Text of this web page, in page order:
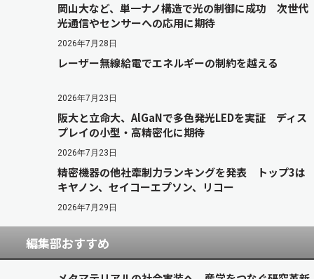
岡山大など、単一ナノ構造で光の制御に成功 次世代
光通信やセンサーへの応用に期待
2026年7月28日
レーザー無線給電でエネルギーの制約を越える
2026年7月23日
阪大と立命大、AlGaNで多色発光LEDを実証 ディス
プレイの小型・高精密化に期待
2026年7月23日
精密機器の他社牽制力ランキングを発表 トップ3は
キヤノン、セイコーエプソン、リコー
2026年7月29日
編集部おすすめ